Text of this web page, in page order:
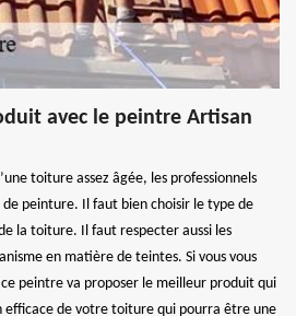
avec le peintre Artisan
toiture assez âgée, les professionnels
peinture. Il faut bien choisir le type de
la toiture. Il faut respecter aussi les
en matière de teintes. Si vous vous
peintre va proposer le meilleur produit qui
efficace de votre toiture qui pourra être une